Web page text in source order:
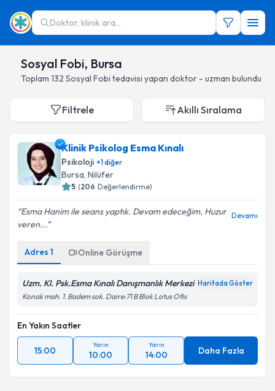
Doktor, klinik ara...
Sosyal Fobi, Bursa
Toplam 132 Sosyal Fobi tedavisi yapan doktor - uzman bulundu
Filtrele Akıllı Sıralama
Klinik Psikolog Esma Kınalı
Psikoloji +1diğer
Bursa, Nilüfer
5 (206 Değerlendirme)
Esma Hanim ile seans yaptık. Devam edeceğim. Huzur
veren...
Devamı
Adres 1 Online Görüşme
Uzm. Kl. Psk.Esma Kınalı Danışmanlık Merkezi Haritada Göster
Konak mah. 1. Badem sok. Daire:71 B Blok Lotus Ofis
En Yakın Saatler
15:00
Yarın
10:00
Yarın
14:00 Daha Fazla